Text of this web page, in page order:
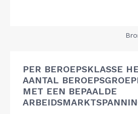
PER BEROEPSKLASSE
AANTAL
MET EEN BEPAALDE